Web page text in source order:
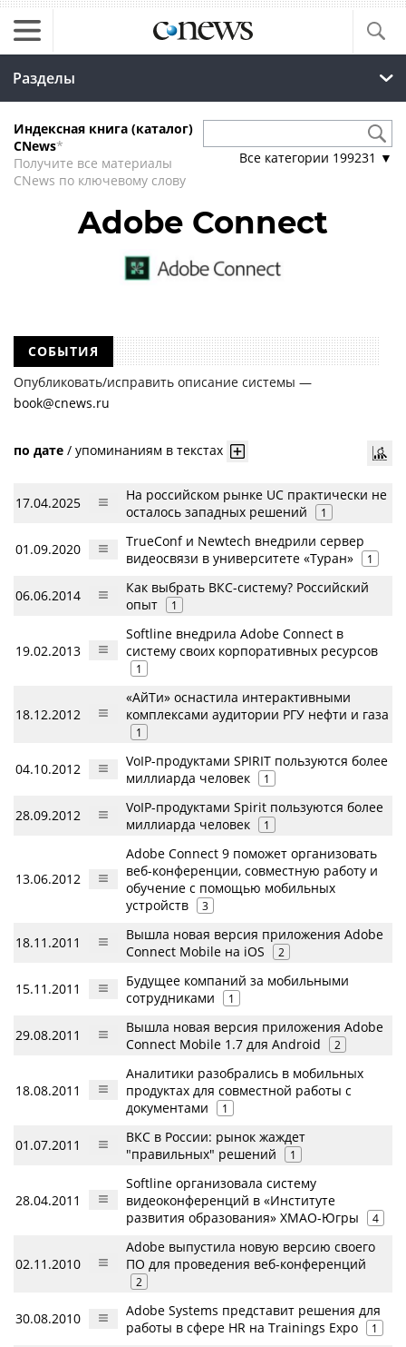
Разделы
Индексная книга (каталог)
CNews*
Получите все материалы
CNews по ключевому слову
Все категории 199231 ▼
Adobe Connect
СОБЫТИЯ
Опубликовать/исправить описание системы —
book@cnews.ru
по дате / упоминаниям в текстах
17.04.2025
На российском рынке UC практически не
осталось западных решений
1
01.09.2020
TrueConf и Newtech внедрили сервер
видеосвязи в университете «Туран»
1
06.06.2014
Как выбрать ВКС-систему? Российский
опыт
1
19.02.2013
Softline внедрила Adobe Connect в
систему своих корпоративных ресурсов
1
18.12.2012
«АйТи» оснастила интерактивными
комплексами аудитории РГУ нефти и газа
1
04.10.2012
VoIP-продуктами SPIRIT пользуются более
миллиарда человек
1
28.09.2012
VoIP-продуктами Spirit пользуются более
миллиарда человек
1
13.06.2012
Adobe Connect 9 поможет организовать
веб-конференции, совместную работу и
обучение с помощью мобильных
устройств
3
18.11.2011
Вышла новая версия приложения Adobe
Connect Mobile на iOS
2
15.11.2011
Будущее компаний за мобильными
сотрудниками
1
29.08.2011
Вышла новая версия приложения Adobe
Connect Mobile 1.7 для Android
2
18.08.2011
Аналитики разобрались в мобильных
продуктах для совместной работы с
документами
1
01.07.2011
ВКС в России: рынок жаждет
"правильных" решений
1
28.04.2011
Softline организовала систему
видеоконференций в «Институте
развития образования» ХМАО-Югры
4
02.11.2010
Adobe выпустила новую версию своего
ПО для проведения веб-конференций
2
30.08.2010
Adobe Systems представит решения для
работы в сфере HR на Trainings Expo
1